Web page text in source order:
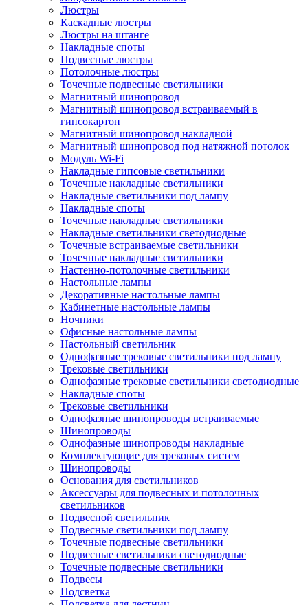
Люстры
Каскадные люстры
Люстры на штанге
Накладные споты
Подвесные люстры
Потолочные люстры
Точечные подвесные светильники
Магнитный шинопровод
Магнитный шинопровод встраиваемый в
гипсокартон
Магнитный шинопровод накладной
Магнитный шинопровод под натяжной потолок
Модуль Wi-Fi
Накладные гипсовые светильники
Точечные накладные светильники
Накладные светильники под лампу
Накладные споты
Точечные накладные светильники
Накладные светильники светодиодные
Точечные встраиваемые светильники
Точечные накладные светильники
Настенно-потолочные светильники
Настольные лампы
Декоративные настольные лампы
Кабинетные настольные лампы
Ночники
Офисные настольные лампы
Настольный светильник
Однофазные трековые светильники под лампу
Трековые светильники
Однофазные трековые светильники светодиодные
Накладные споты
Трековые светильники
Однофазные шинопроводы встраиваемые
Шинопроводы
Однофазные шинопроводы накладные
Комплектующие для трековых систем
Шинопроводы
Основания для светильников
Аксессуары для подвесных и потолочных
светильников
Подвесной светильник
Подвесные светильники под лампу
Точечные подвесные светильники
Подвесные светильники светодиодные
Точечные подвесные светильники
Подвесы
Подсветка